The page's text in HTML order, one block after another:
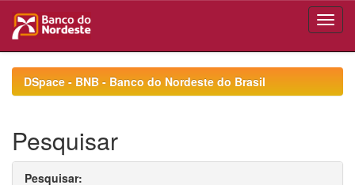
navigationDSpace - BNB - Banco do Nordeste do Brasil
Pesquisar
Pesquisar: